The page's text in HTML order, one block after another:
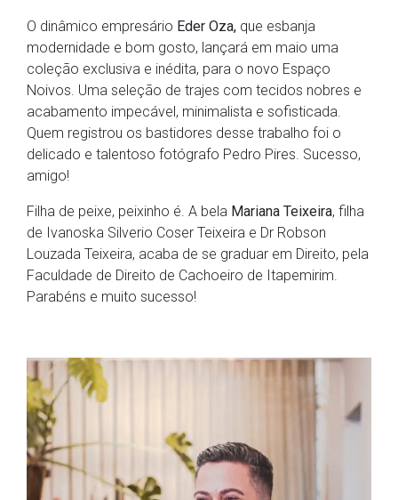
O dinâmico empresário Eder Oza, que esbanja
modernidade e bom gosto, lançará em maio uma
coleção exclusiva e inédita, para o novo Espaço
Noivos. Uma seleção de trajes com tecidos nobres e
acabamento impecável, minimalista e sofisticada.
Quem registrou os bastidores desse trabalho foi o
delicado e talentoso fotógrafo Pedro Pires. Sucesso,
amigo!
Filha de peixe, peixinho é. A bela Mariana Teixeira, filha
de Ivanoska Silverio Coser Teixeira e Dr Robson
Louzada Teixeira, acaba de se graduar em Direito, pela
Faculdade de Direito de Cachoeiro de Itapemirim.
Parabéns e muito sucesso!